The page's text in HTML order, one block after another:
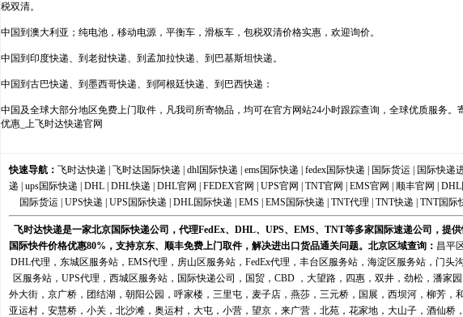
税双清。
中国到澳大利亚；纯电池，移动电源，平衡车，滑板车，包税双清价格实惠，欢迎询价。
中国到印度快递、到老挝快递、到孟加拉快递、到巴基斯坦快递。
中国到古巴快递、到墨西哥快递、到阿根廷快递、到巴西快递：
中国及全球大部分地区免费上门取件，凡我司所寄物品，均可在官方网站24小时跟踪查询，全球优质服务。
优惠_上飞时达快递官网
快速导航： 飞时达快递 飞时达国际快递 dhl国际快递 ems国际快递 fedex国际快递 国际货运 国际快递
递
ups国际快递 DHL DHL快递 DHL官网 FEDEX官网 UPS官网 TNT官网 EMS官网 顺丰官网 DHL
国际货运| UPS快递 UPS国际快递 DHL国际快递 EMS EMS国际快递 TNT代理 TNT快递 TNT国际
飞时达快递是一家北京国际快递公司，代理FedEx、DHL、UPS、EMS、TNT等多家国际速递公司，提
国际快件价格优惠80%，支持京东、顺丰免费上门取件，解决进出口货品通关问题。北京区域查询 ： 昌平
DHL代理 ， 东城区服务站 ， EMS代理 ， 房山区服务站 ， FedEx代理 ， 丰台区服务站 ， 海淀区服务站 ， 门头
区服务站， UPS代理 ， 西城区服务站， 国际快递公司 ，国贸，CBD ，大望路，四惠，双井，劲松，潘家
外大街，京广桥，团结湖，朝阳公园，呼家楼，三里屯，麦子店，燕莎，三元桥，国展，西坝河，柳芳，
亚运村，安慧桥，小关，北沙滩，奥运村，大屯，小营，望京，来广营，北苑，花家地，大山子，酒仙桥